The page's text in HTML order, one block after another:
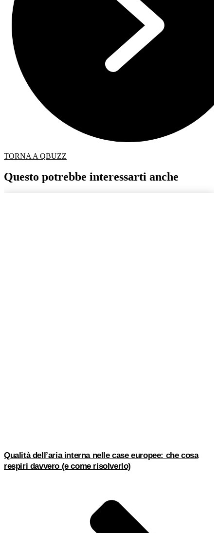
TORNA A QBUZZ
Questo potrebbe interessarti anche
Qualità dell’aria interna nelle case europee: che cosa
respiri davvero (e come risolverlo)